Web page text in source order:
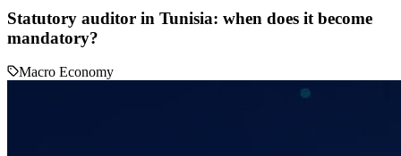
Statutory auditor in Tunisia: when does it become
mandatory?
Macro Economy